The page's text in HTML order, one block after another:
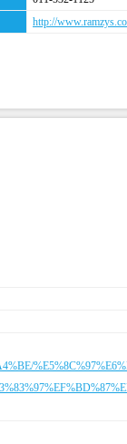
http://